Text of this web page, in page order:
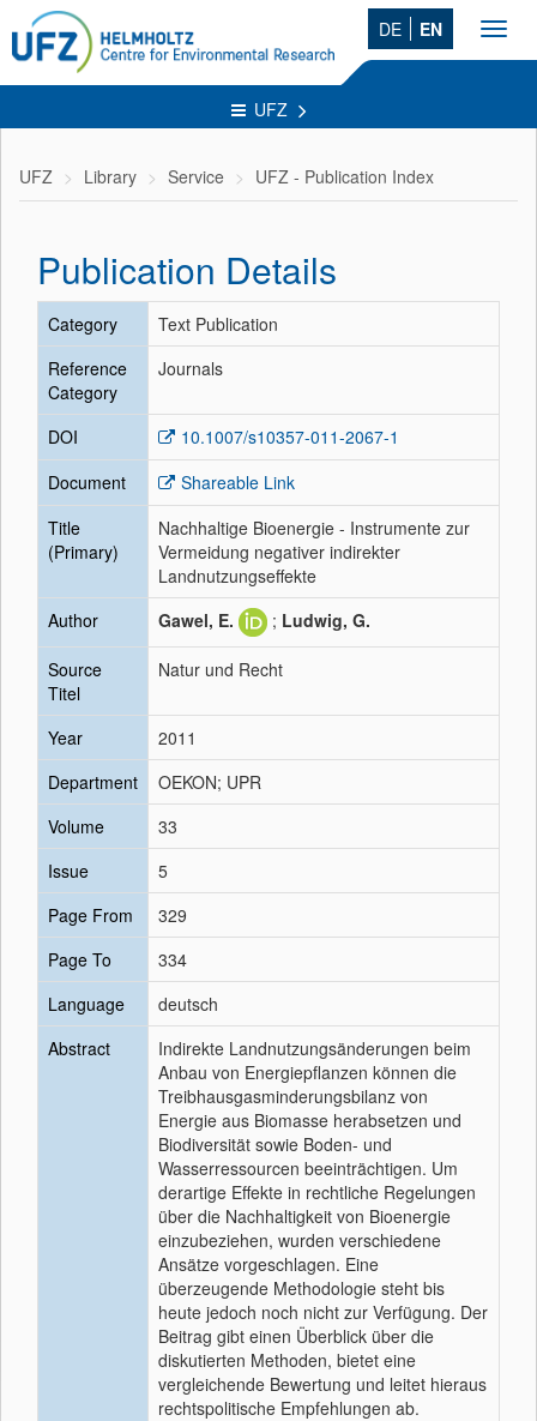
DE EN
UFZ
UFZ Library Service UFZ - Publication Index
Publication Details
Category
Text Publication
Reference
Category
Journals
DOI
10.1007/s10357-011-2067-1
Document
Shareable Link
Title
(Primary)
Nachhaltige Bioenergie - Instrumente zur
Vermeidung negativer indirekter
Landnutzungseffekte
Author
Gawel, E. ; Ludwig, G.
Source
Titel
Natur und Recht
Year
2011
Department
OEKON; UPR
Volume
33
Issue
5
Page From
329
Page To
334
Language
deutsch
Abstract
Indirekte Landnutzungsänderungen beim
Anbau von Energiepflanzen können die
Treibhausgasminderungsbilanz von
Energie aus Biomasse herabsetzen und
Biodiversität sowie Boden- und
Wasserressourcen beeinträchtigen. Um
derartige Effekte in rechtliche Regelungen
über die Nachhaltigkeit von Bioenergie
einzubeziehen, wurden verschiedene
Ansätze vorgeschlagen. Eine
überzeugende Methodologie steht bis
heute jedoch noch nicht zur Verfügung. Der
Beitrag gibt einen Überblick über die
diskutierten Methoden, bietet eine
vergleichende Bewertung und leitet hieraus
rechtspolitische Empfehlungen ab.